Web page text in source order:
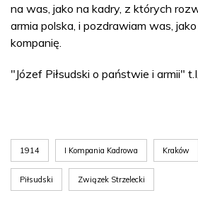
na was, jako na kadry, z których
armia polska, i pozdrawiam was,
kompanię.
"Józef Piłsudski o państwie i armii"
1914 I Kompania Kadrowa Kraków
Piłsudski Związek Strzelecki